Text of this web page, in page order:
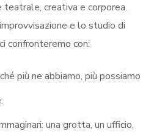
teatrale, creativa e corporea.
e lo studio di
confronteremo con:
più ne abbiamo, più possiamo
una grotta, un ufficio,